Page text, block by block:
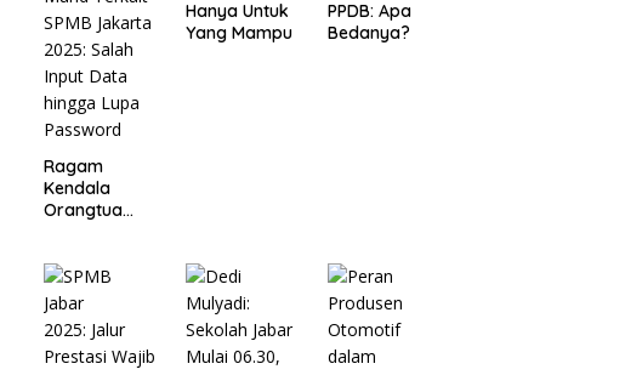
Ragam
Kendala
Orangtua
Jakarta
2025: Salah
Input Data
hingga Lupa
Password
Hanya Untuk
Yang Mampu
PPDB: Apa
Bedanya?